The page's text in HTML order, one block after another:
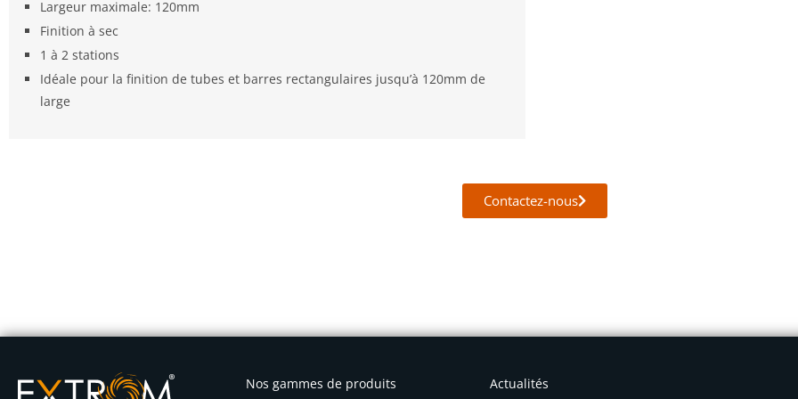
Largeur maximale: 120mm
Finition à sec
1 à 2 stations
Idéale pour la finition de tubes et barres rectangulaires jusqu’à 120mm de
large
Contactez-nous
Nos gammes de produits
Actualités